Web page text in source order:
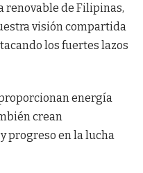
renovable de Filipinas,
visión compartida
los fuertes lazos
energía
crean
progreso en la lucha